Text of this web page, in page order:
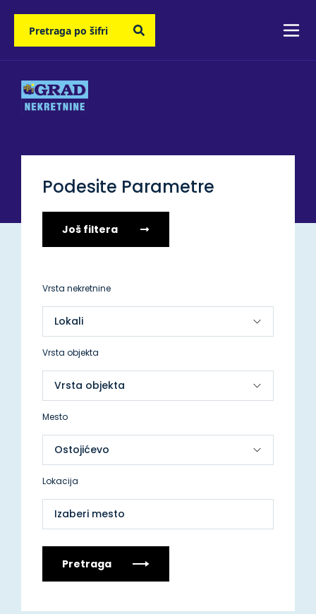
Podesite Parametre
Još filtera
Vrsta nekretnine
Vrsta objekta
Mesto
Lokacija
Izaberi mesto
Pretraga